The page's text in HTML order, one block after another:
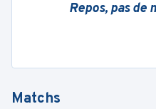
Repos, pas de
Matchs